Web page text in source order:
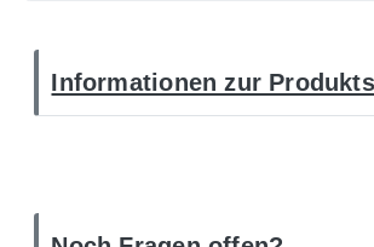
Informationen zur